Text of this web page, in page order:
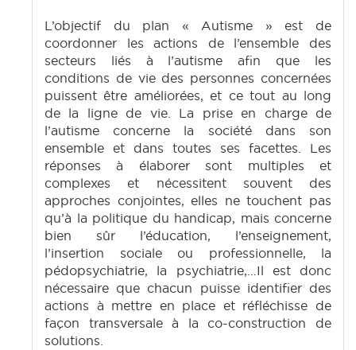
L’objectif du plan « Autisme » est de
coordonner les actions de l’ensemble des
secteurs liés à l’autisme afin que les
conditions de vie des personnes concernées
puissent être améliorées, et ce tout au long
de la ligne de vie. La prise en charge de
l’autisme concerne la société dans son
ensemble et dans toutes ses facettes. Les
réponses à élaborer sont multiples et
complexes et nécessitent souvent des
approches conjointes, elles ne touchent pas
qu’à la politique du handicap, mais concerne
bien sûr l’éducation, l’enseignement,
l’insertion sociale ou professionnelle, la
pédopsychiatrie, la psychiatrie,…Il est donc
nécessaire que chacun puisse identifier des
actions à mettre en place et réfléchisse de
façon transversale à la co-construction de
solutions.